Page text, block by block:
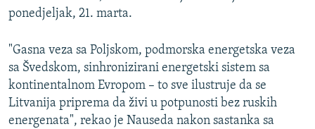
TRI DECENIJE OD RATA U BIH
SVE KARTE DEJTONA
NASTANAK I RASPAD JUGOSLAVIJE
ponedjeljak, 21. marta.
"Gasna veza sa Poljskom, podmorska energetska veza
sa Švedskom, sinhronizirani energetski sistem sa
kontinentalnom Evropom – to sve ilustruje da se
Litvanija priprema da živi u potpunosti bez ruskih
energenata", rekao je Nauseda nakon sastanka sa